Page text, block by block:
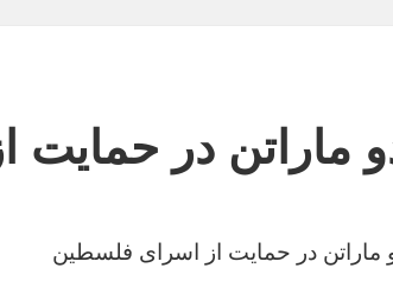
ماراتن در
ماراتن در حمایت از اسرای فلسطین